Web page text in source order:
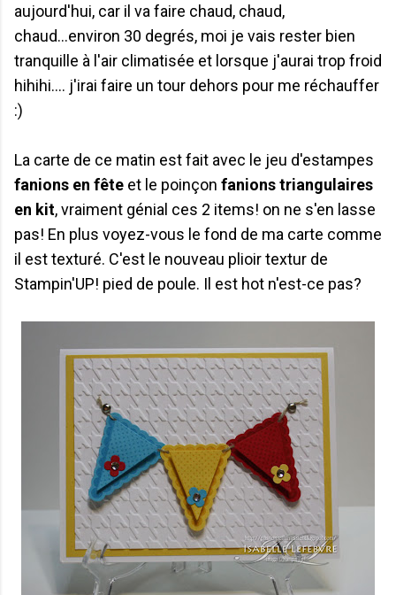
aujourd'hui, car il va faire chaud, chaud,
chaud...environ 30 degrés, moi je vais rester bien
tranquille à l'air climatisée et lorsque j'aurai trop froid
hihihi.... j'irai faire un tour dehors pour me réchauffer
:)
La carte de ce matin est fait avec le jeu d'estampes
fanions en fête et le poinçon fanions triangulaires
en kit, vraiment génial ces 2 items! on ne s'en lasse
pas! En plus voyez-vous le fond de ma carte comme
il est texturé. C'est le nouveau plioir textur de
Stampin'UP! pied de poule. Il est hot n'est-ce pas?